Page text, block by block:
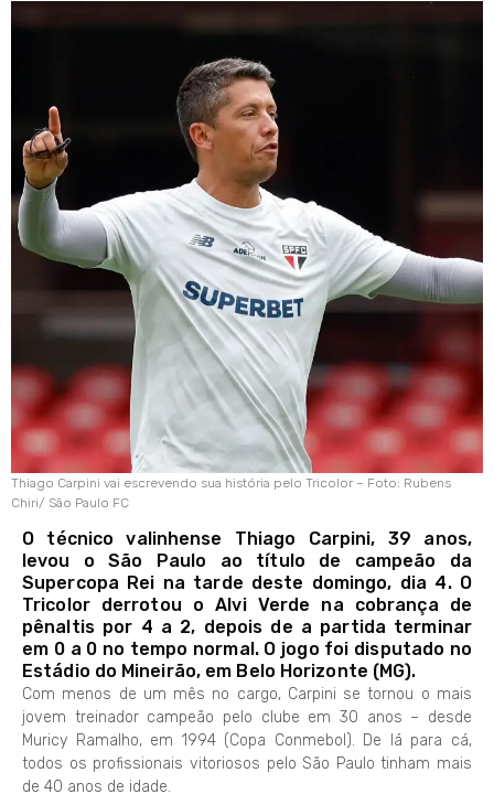
Thiago Carpini vai escrevendo sua história pelo Tricolor – Foto: Rubens
Chiri/ São Paulo FC
O técnico valinhense Thiago Carpini, 39 anos,
levou o São Paulo ao título de campeão da
Supercopa Rei na tarde deste domingo, dia 4. O
Tricolor derrotou o Alvi Verde na cobrança de
pênaltis por 4 a 2, depois de a partida terminar
em 0 a 0 no tempo normal. O jogo foi disputado no
Estádio do Mineirão, em Belo Horizonte (MG).
Com menos de um mês no cargo, Carpini se tornou o mais
jovem treinador campeão pelo clube em 30 anos – desde
Muricy Ramalho, em 1994 (Copa Conmebol). De lá para cá,
todos os profissionais vitoriosos pelo São Paulo tinham mais
de 40 anos de idade.